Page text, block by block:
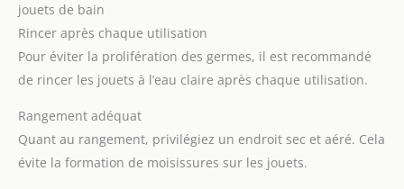
jouets de bain
Rincer après chaque utilisation
Pour éviter la prolifération des germes, il est recommandé
de rincer les jouets à l’eau claire après chaque utilisation.
Rangement adéquat
Quant au rangement, privilégiez un endroit sec et aéré. Cela
évite la formation de moisissures sur les jouets.